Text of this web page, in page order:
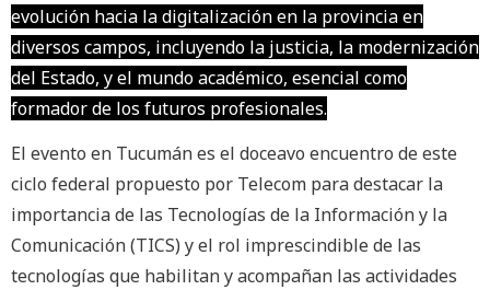
evolución hacia la digitalización en la provincia en
diversos campos, incluyendo la justicia, la modernización
del Estado, y el mundo académico, esencial como
formador de los futuros profesionales.
El evento en Tucumán es el doceavo encuentro de este
ciclo federal propuesto por Telecom para destacar la
importancia de las Tecnologías de la Información y la
Comunicación (TICS) y el rol imprescindible de las
tecnologías que habilitan y acompañan las actividades